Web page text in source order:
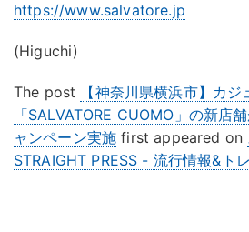
https://www.salvatore.jp
(Higuchi)
The post
【神奈川県横浜市】カ
「SALVATORE CUOMO」の新店
ャンペーン実施 first appeared on
STRAIGHT PRESS - 流行情報&ト